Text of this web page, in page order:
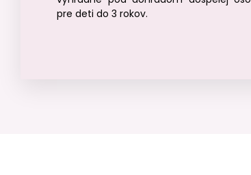
pre deti do 3 rokov.